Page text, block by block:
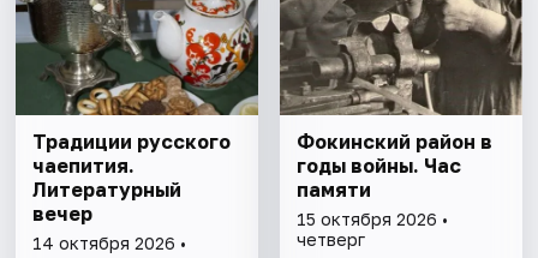
Традиции русского
чаепития.
Литературный
вечер
14 октября 2026 •
Фокинский район в
годы войны. Час
памяти
15 октября 2026 •
четверг